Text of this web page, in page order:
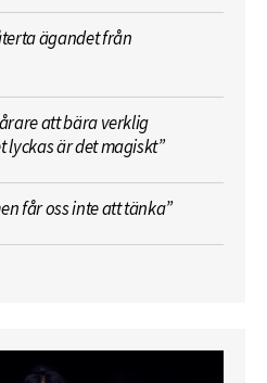
ägandet från
att bära verklig
lyckas är det magiskt”
får oss inte att tänka”